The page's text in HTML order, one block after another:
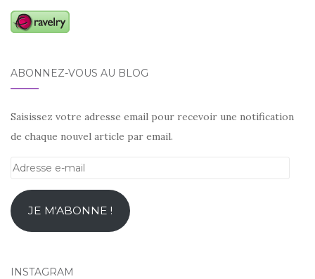
ABONNEZ-VOUS AU BLOG
Saisissez votre adresse email pour recevoir une notification
de chaque nouvel article par email.
Adresse
mailJE M'ABONNE !
INSTAGRAM